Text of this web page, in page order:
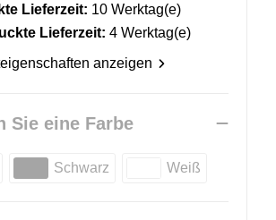
Lieferzeit: 10 Werktag(e)
Lieferzeit: 4 Werktag(e)
anzeigen
Sie eine Farbe
Schwarz Weiß